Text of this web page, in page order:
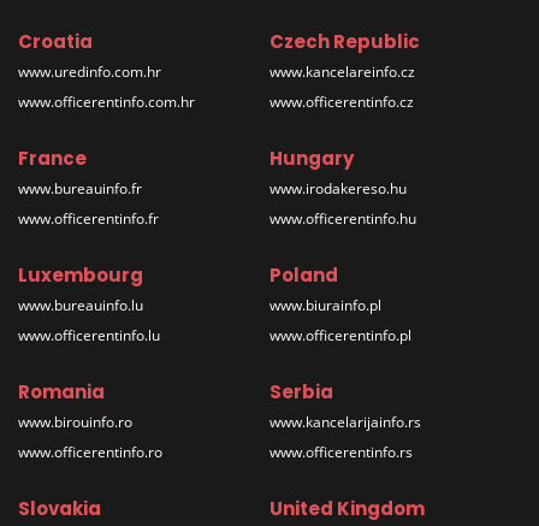
Croatia
www.uredinfo.com.hr
www.officerentinfo.com.hr
Czech Republic
www.kancelareinfo.cz
www.officerentinfo.cz
France
www.bureauinfo.fr
www.officerentinfo.fr
Hungary
www.irodakereso.hu
www.officerentinfo.hu
Luxembourg
www.bureauinfo.lu
www.officerentinfo.lu
Poland
www.biurainfo.pl
www.officerentinfo.pl
Romania
www.birouinfo.ro
www.officerentinfo.ro
Serbia
www.kancelarijainfo.rs
www.officerentinfo.rs
Slovakia United Kingdom